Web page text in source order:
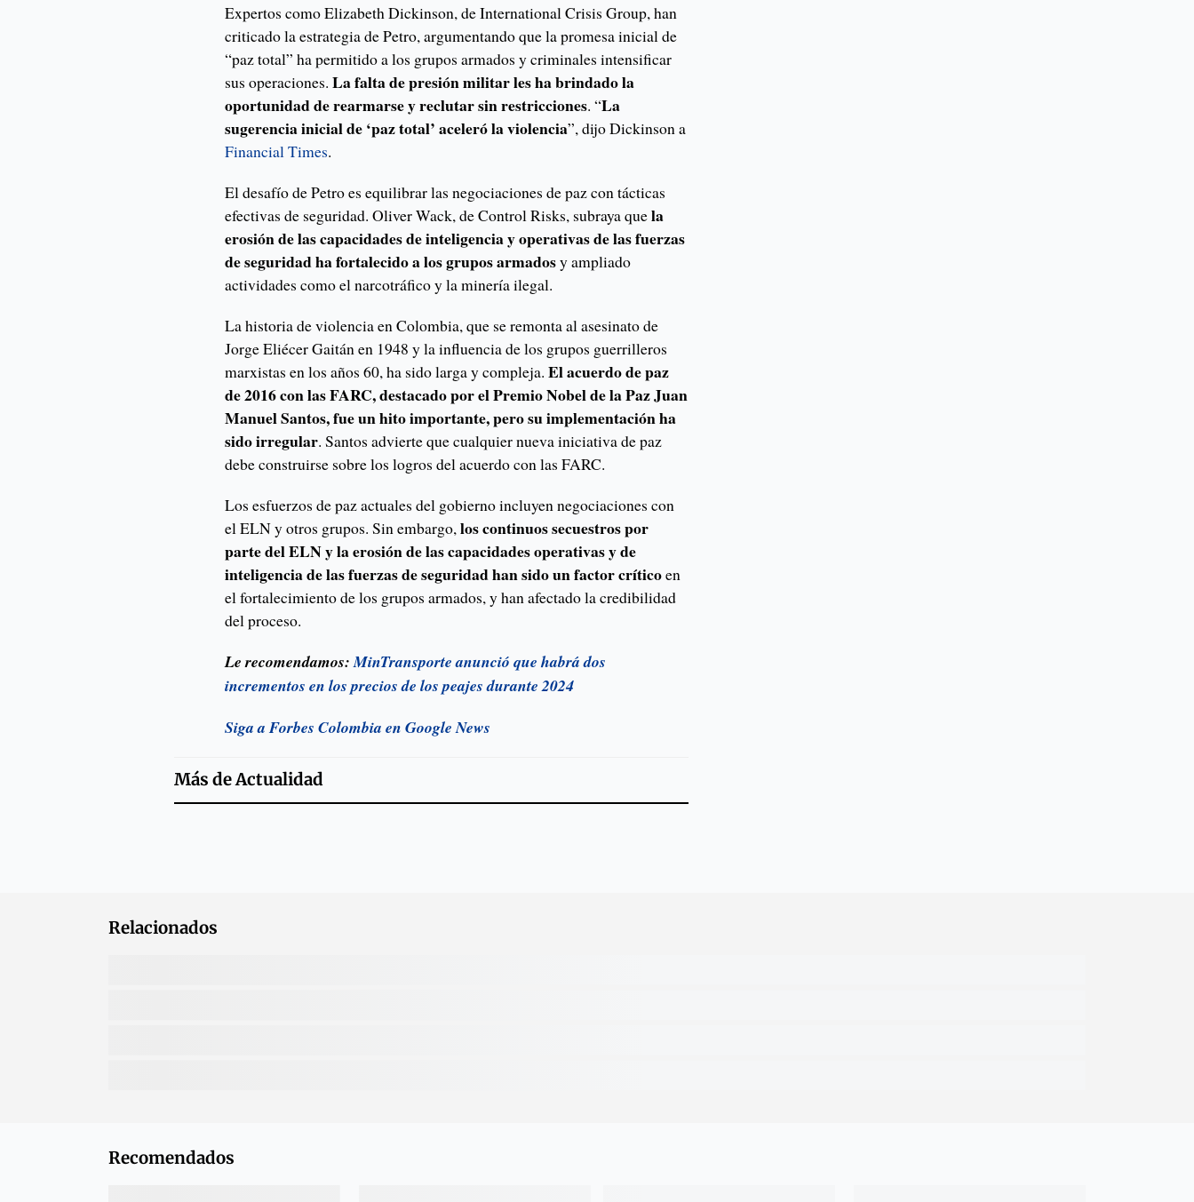
Expertos como Elizabeth Dickinson, de International Crisis Group, han
criticado la estrategia de Petro, argumentando que la promesa inicial de
“paz total” ha permitido a los grupos armados y criminales intensificar
sus operaciones.La falta de presión militar les ha brindado la
oportunidad de rearmarse y reclutar sin restricciones. “La
sugerencia inicial de ‘paz total’ aceleró la violencia”, dijo Dickinson a
Financial Times.
El desafío de Petro es equilibrar las negociaciones de paz con tácticas
efectivas de seguridad. Oliver Wack, de Control Risks, subraya quela
erosión de las capacidades de inteligencia y operativas de las fuerzas
de seguridad ha fortalecido a los grupos armadosy ampliado
actividades como el narcotráfico y la minería ilegal.
La historia de violencia en Colombia, que se remonta al asesinato de
Jorge Eliécer Gaitán en 1948 y la influencia de los grupos guerrilleros
marxistas en los años 60, ha sido larga y compleja.El acuerdo de paz
de 2016 con las FARC, destacado por el Premio Nobel de la Paz Juan
Manuel Santos, fue un hito importante, pero su implementación ha
sido irregular. Santos advierte que cualquier nueva iniciativa de paz
debe construirse sobre los logros del acuerdo con las FARC.
Los esfuerzos de paz actuales del gobierno incluyen negociaciones con
el ELN y otros grupos. Sin embargo,los continuos secuestros por
parte del ELN y la erosión de las capacidades operativas y de
inteligencia de las fuerzas de seguridad han sido un factor críticoen
el fortalecimiento de los grupos armados, y han afectado la credibilidad
del proceso.
Le recomendamos:MinTransporte anunció que habrá dos
incrementos en los precios de los peajes durante 2024
Siga a Forbes Colombia en Google News
Más deActualidad
Relacionados
Recomendados